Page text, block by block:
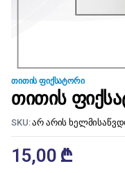
ᲗᲘᲗᲘᲡ ᲤᲘᲥᲡᲐᲢᲝᲠᲘ
თითის
SKU: არ არის
15,00 ₾